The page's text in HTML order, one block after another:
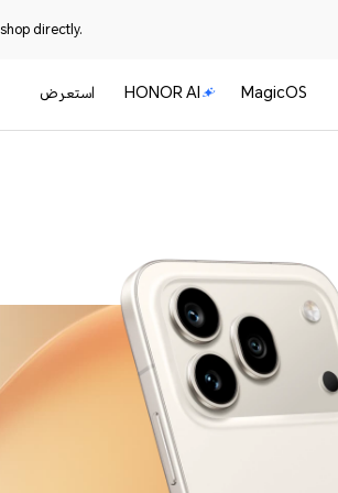
directly.
MagicOS
HONOR AI استعرض